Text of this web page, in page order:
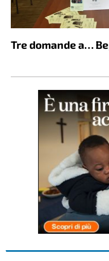
Tre domande a…